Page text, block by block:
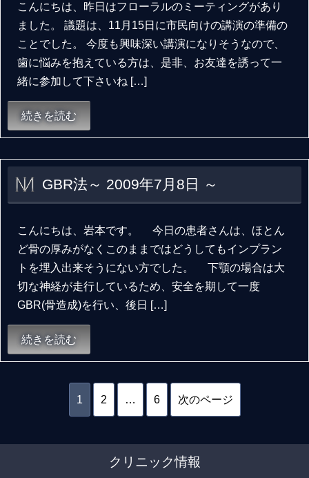
こんにちは、昨日はフローラルのミーティングがあり
ました。 議題は、11月15日に市民向けの講演の準備の
ことでした。 今度も興味深い講演になりそうなので、
歯に悩みを抱えている方は、是非、お友達を誘って一
緒に参加して下さいね […]
続きを読む
GBR法～ 2009年7月8日 ～
こんにちは、岩本です。 今日の患者さんは、ほとん
ど骨の厚みがなくこのままではどうしてもインプラン
トを埋入出来そうにない方でした。 下顎の場合は大
切な神経が走行しているため、安全を期して一度
GBR(骨造成)を行い、後日 […]
続きを読む
1 2 … 6 次のページ
クリニック情報